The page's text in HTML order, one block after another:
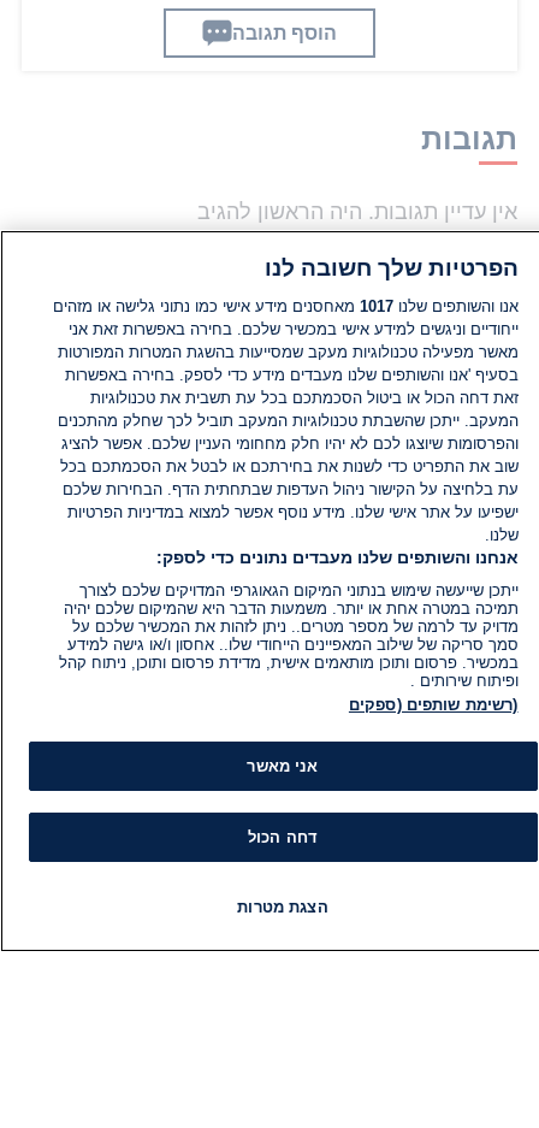
הוסף תגובה
תגובות
אין עדיין תגובות. היה הראשון להגיב
הוסף תגובה
מידע
הפרטיות שלך חשובה לנו
אנו והשותפים שלנו1017 מאחסנים מידע אישי כמו נתוני גלישה או מזהים
ייחודיים וניגשים למידע אישי במכשיר שלכם. בחירה באפשרות זאת אני
מאשר מפעילה טכנולוגיות מעקב שמסייעות בהשגת המטרות המפורטות
בסעיף 'אנו והשותפים שלנו מעבדים מידע כדי לספק. בחירה באפשרות
זאת דחה הכול או ביטול הסכמתכם בכל עת תשבית את טכנולוגיות
המעקב. ייתכן שהשבתת טכנולוגיות המעקב תוביל לכך שחלק מהתכנים
והפרסומות שיוצגו לכם לא יהיו חלק מחחומי העניין שלכם. אפשר להציג
שוב את התפריט כדי לשנות את בחירתכם או לבטל את הסכמתכם בכל
עת בלחיצה על הקישור ניהול העדפות שבתחתית הדף. הבחירות שלכם
ישפיעו על אתר אישי שלנו. מידע נוסף אפשר למצוא במדיניות הפרטיות
שלנו.
אנחנו והשותפים שלנו מעבדים נתונים כדי לספק:
ייתכן שייעשה שימוש בנתוני המיקום הגאוגרפי המדויקים שלכם לצורך
תמיכה במטרה אחת או יותר. משמעות הדבר היא שהמיקום שלכם יהיה
מדויק עד לרמה של מספר מטרים.. ניתן לזהות את המכשיר שלכם על
סמך סריקה של שילוב המאפיינים הייחודי שלו.. אחסון ו/או גישה למידע
במכשיר. פרסום ותוכן מותאמים אישית, מדידת פרסום ותוכן, ניתוח קהל
ופיתוח שירותים .
(רשימת שותפים (ספקים
אני מאשר
דחה הכול
הצגת מטרות